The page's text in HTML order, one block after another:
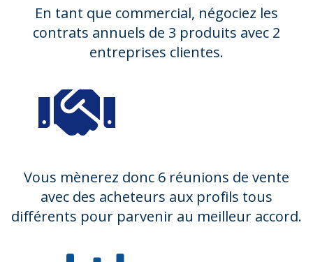
En tant que commercial, négociez les
contrats annuels de 3 produits avec 2
entreprises clientes.
Vous mènerez donc 6 réunions de vente
avec des acheteurs aux profils tous
différents pour parvenir au meilleur accord.